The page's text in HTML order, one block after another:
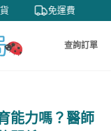
免運費
查詢訂單
能力嗎？醫師